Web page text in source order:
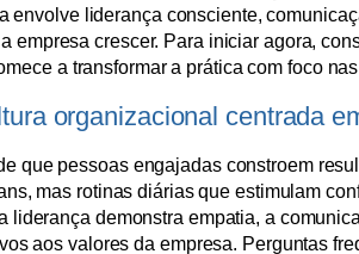
envolve liderança consciente,
empresa crescer. Para iniciar agora,
a transformar a prática com foco
organizacional centrada
que pessoas engajadas constroem
mas rotinas diárias que estimulam
liderança demonstra empatia, a
aos valores da empresa. Perguntas